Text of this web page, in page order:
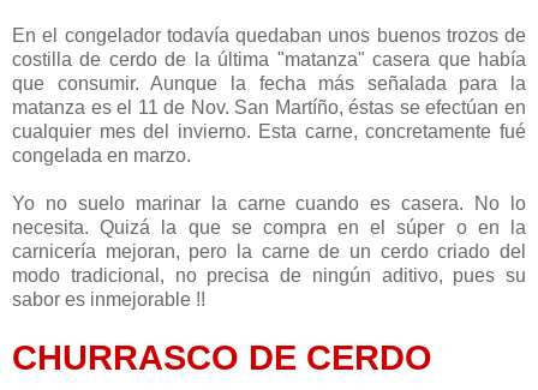
En el congelador todavía quedaban unos buenos trozos de
costilla de cerdo de la última "matanza" casera que había
que consumir. Aunque la fecha más señalada para la
matanza es el 11 de Nov. San Martíño, éstas se efectúan en
cualquier mes del invierno. Esta carne, concretamente fué
congelada en marzo.
Yo no suelo marinar la carne cuando es casera. No lo
necesita. Quizá la que se compra en el súper o en la
carnicería mejoran, pero la carne de un cerdo criado del
modo tradicional, no precisa de ningún aditivo, pues su
sabor es inmejorable !!
CHURRASCO DE CERDO